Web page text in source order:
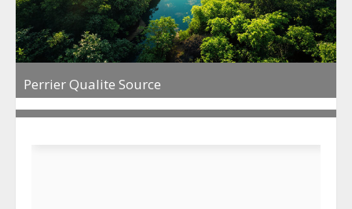
Perrier Qualite Source